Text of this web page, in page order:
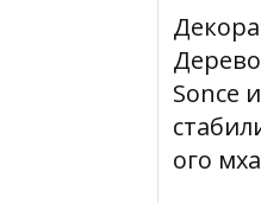
Sonce
ого